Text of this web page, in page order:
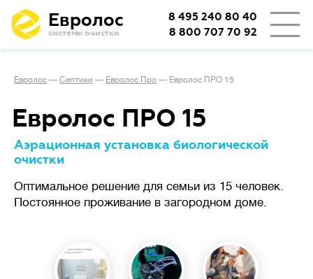
Евролос
системы очистки
8 495 240 80 40
8 800 707 70 92
Евролос — Септики — Евролос Про — Евролос ПРО 15
Евролос ПРО 15
Аэрационная установка биологической
очистки
Оптимальное решение для семьи из 15 человек.
Постоянное проживание в загородном доме.
Определяет режим работы
(дача или дом выходного дня)
подразумевает возможные
важно, чтобы система легко
запускалась заново.